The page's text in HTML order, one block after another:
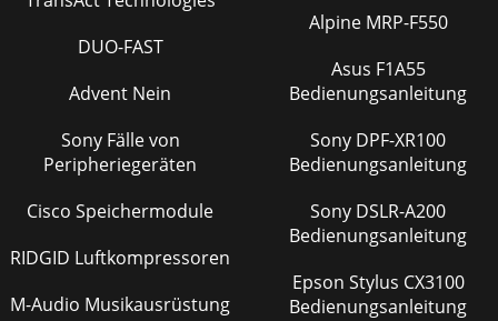
DUO-FAST
Advent Nein
Sony Fälle von
Peripheriegeräten
Cisco Speichermodule
RIDGID Luftkompressoren
M-Audio Musikausrüstung
Alpine MRP-F550
Asus F1A55
Bedienungsanleitung
Sony DPF-XR100
Bedienungsanleitung
Sony DSLR-A200
Bedienungsanleitung
Epson Stylus CX3100
Bedienungsanleitung